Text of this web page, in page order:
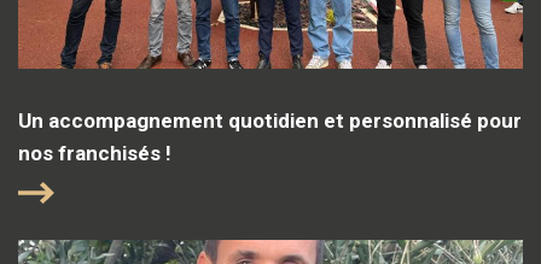
Un accompagnement quotidien et personnalisé pour
nos franchisés !